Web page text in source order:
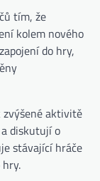
tím, že
kolem nového
do hry,
zvýšené aktivitě
diskutují o
stávající hráče